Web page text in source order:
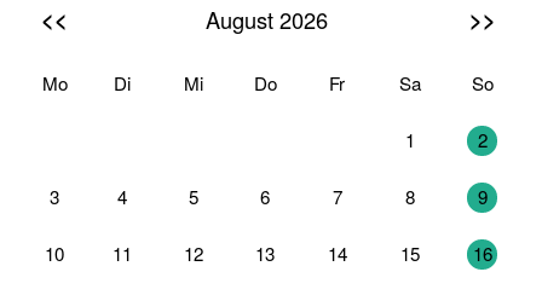
<< August 2026 >>
Mo Di Mi Do Fr Sa So
1 2
3 4 5 6 7 8 9
10 11 12 13 14 15 16